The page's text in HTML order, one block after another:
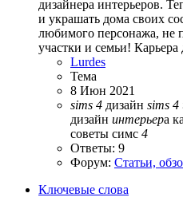
дизайнера интерьеров.
и украшать дома своих
любимого персонажа, не
участки и семьи! Карьера
Lurdes
Тема
8 Июн 2021
sims 4 дизайн sims 4
дизайн интерьера
советы симс 4
Ответы: 9
Форум: Статьи,
Ключевые слова